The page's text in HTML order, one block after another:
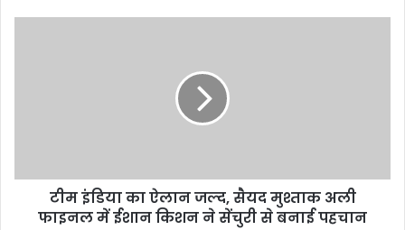
फाइनल
टीम इंडिया का ऐलान जल्द, सैयद मुश्ताक अली
फाइनल में ईशान किशन ने सेंचुरी से बनाई पहचान